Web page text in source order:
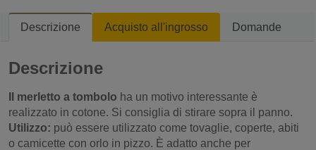
Descrizione Acquisto all'ingrosso Domande
Descrizione
Il merletto a tombolo ha un motivo interessante è
realizzato in cotone. Si consiglia di stirare sopra il panno.
Utilizzo: può essere utilizzato come tovaglie, coperte, abiti
o camicette con orlo in pizzo. È adatto anche per